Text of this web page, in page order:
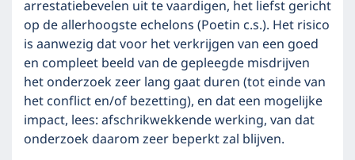
arrestatiebevelen uit te vaardigen, het liefst gericht
op de allerhoogste echelons (Poetin c.s.). Het risico
is aanwezig dat voor het verkrijgen van een goed
en compleet beeld van de gepleegde misdrijven
het onderzoek zeer lang gaat duren (tot einde van
het conflict en/of bezetting), en dat een mogelijke
impact, lees: afschrikwekkende werking, van dat
onderzoek daarom zeer beperkt zal blijven.